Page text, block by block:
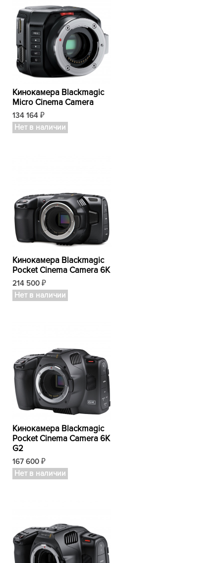
Кинокамера Blackmagic
Micro Cinema Camera
134 164 ₽
Нет в наличии
Кинокамера Blackmagic
Pocket Cinema Camera 6K
214 500 ₽
Нет в наличии
Кинокамера Blackmagic
Pocket Cinema Camera 6K
G2
167 600 ₽
Нет в наличии